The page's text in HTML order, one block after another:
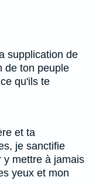
supplication de
de ton peuple
qu'ils te
et ta
je sanctifie
y mettre à jamais
yeux et mon